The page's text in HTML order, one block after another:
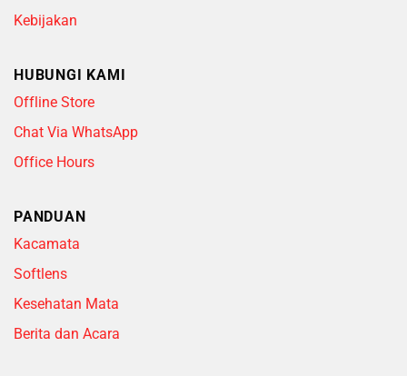
Kebijakan
HUBUNGI KAMI
Offline Store
Chat Via WhatsApp
Office Hours
PANDUAN
Kacamata
Softlens
Kesehatan Mata
Berita dan Acara